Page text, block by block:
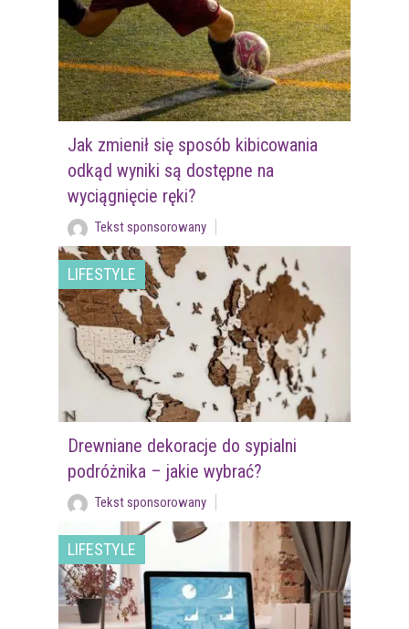
Jak zmienił się sposób kibicowania
odkąd wyniki są dostępne na
wyciągnięcie ręki?
Tekst sponsorowany
LIFESTYLE
Drewniane dekoracje do sypialni
podróżnika – jakie wybrać?
Tekst sponsorowany
LIFESTYLE